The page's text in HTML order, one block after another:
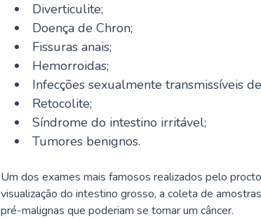
Diverticulite;
Doença de Chron;
Fissuras anais;
Hemorroidas;
Infecções sexualmente transmissíveis
Retocolite;
Síndrome do intestino irritável;
Tumores benignos.
Um dos exames mais famosos realizados pelo
visualização do intestino grosso, a coleta de
pré-malignas que poderiam se tornar um câncer.